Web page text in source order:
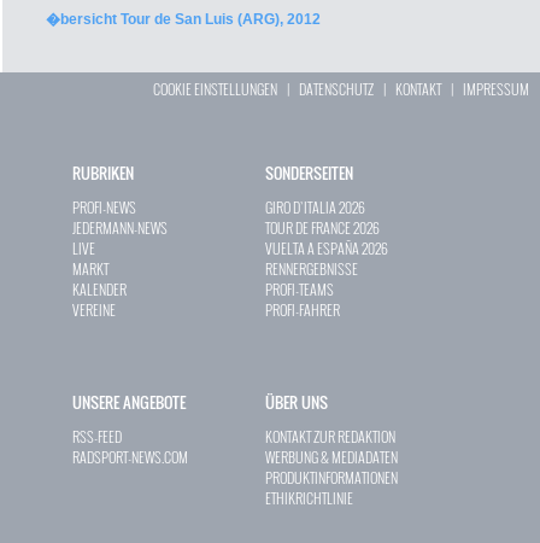
�bersicht Tour de San Luis (ARG), 2012
COOKIE EINSTELLUNGEN | DATENSCHUTZ | KONTAKT| IMPRESSUM
RUBRIKEN
PROFI-NEWS
JEDERMANN-NEWS
LIVE
MARKT
KALENDER
VEREINE
SONDERSEITEN
GIRO D`ITALIA 2026
TOUR DE FRANCE 2026
VUELTA A ESPAÑA 2026
RENNERGEBNISSE
PROFI-TEAMS
PROFI-FAHRER
UNSERE ANGEBOTE
RSS-FEED
RADSPORT-NEWS.COM
ÜBER UNS
KONTAKT ZUR REDAKTION
WERBUNG & MEDIADATEN
PRODUKTINFORMATIONEN
ETHIKRICHTLINIE